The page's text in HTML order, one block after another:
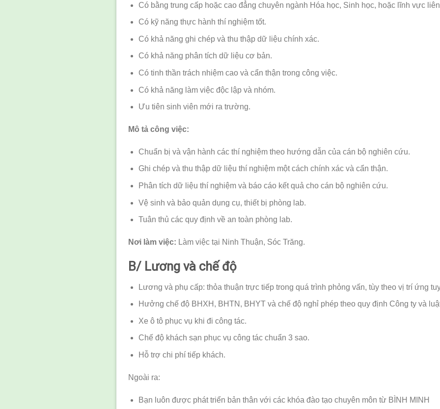
Có bằng trung cấp hoặc cao đẳng chuyên ngành Hóa học, Sinh học, hoặc lĩnh vực
Có kỹ năng thực hành thí nghiệm tốt.
Có khả năng ghi chép và thu thập dữ liệu chính xác.
Có khả năng phân tích dữ liệu cơ bản.
Có tinh thần trách nhiệm cao và cẩn thận trong công việc.
Có khả năng làm việc độc lập và nhóm.
Ưu tiên sinh viên mới ra trường.
Mô tả công việc:
Chuẩn bị và vận hành các thí nghiệm theo hướng dẫn của cán bộ nghiên cứu.
Ghi chép và thu thập dữ liệu thí nghiệm một cách chính xác và cẩn thận.
Phân tích dữ liệu thí nghiệm và báo cáo kết quả cho cán bộ nghiên cứu.
Vệ sinh và bảo quản dụng cụ, thiết bị phòng lab.
Tuân thủ các quy định về an toàn phòng lab.
Nơi làm việc: Làm việc tại Ninh Thuận, Sóc Trăng.
B/ Lương và chế độ
Lương và phụ cấp: thỏa thuận trực tiếp trong quá trình phỏng vấn, tùy theo vị trí ứng
Hưởng chế độ BHXH, BHTN, BHYT và chế độ nghỉ phép theo quy định Công ty và
Xe ô tô phục vụ khi đi công tác.
Chế độ khách sạn phục vụ công tác chuẩn 3 sao.
Hỗ trợ chi phí tiếp khách.
Ngoài ra:
Bạn luôn được phát triển bản thân với các khóa đào tạo chuyên môn từ BÌNH MINH